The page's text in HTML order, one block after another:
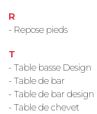
R
- Repose pieds
T
- Table basse Design
- Table de bar
- Table de bar design
- Table de chevet